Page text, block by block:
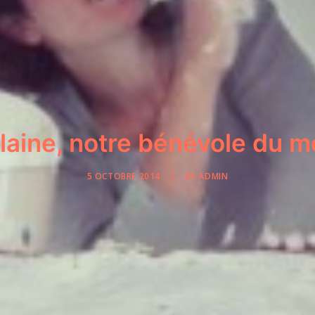
notre bénévole du
5 OCTOBRE 2014 | BYADMIN